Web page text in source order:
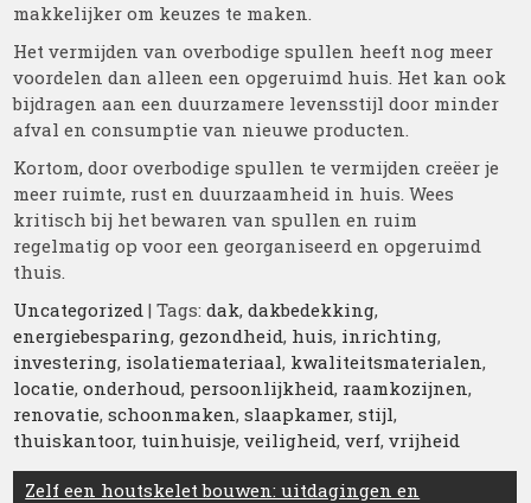
makkelijker om keuzes te maken.
Het vermijden van overbodige spullen heeft nog meer
voordelen dan alleen een opgeruimd huis. Het kan ook
bijdragen aan een duurzamere levensstijl door minder
afval en consumptie van nieuwe producten.
Kortom, door overbodige spullen te vermijden creëer je
meer ruimte, rust en duurzaamheid in huis. Wees
kritisch bij het bewaren van spullen en ruim
regelmatig op voor een georganiseerd en opgeruimd
thuis.
Uncategorized | Tags:dak,dakbedekking,
energiebesparing,gezondheid, huis, inrichting,
investering, isolatiemateriaal, kwaliteitsmaterialen,
locatie,onderhoud, persoonlijkheid, raamkozijnen,
renovatie,schoonmaken,slaapkamer,stijl,
thuiskantoor, tuinhuisje,veiligheid,verf,vrijheid
Berichtnavigatie
Zelf een houtskelet bouwen: uitdagingen en